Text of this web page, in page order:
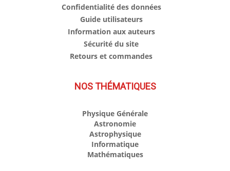
Confidentialité des données
Guide utilisateurs
Information aux auteurs
Sécurité du site
Retours et commandes
NOS THÉMATIQUES
Physique Générale
Astronomie
Astrophysique
Informatique
Mathématiques